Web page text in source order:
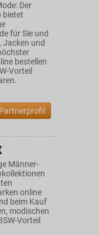
Der
bietet
für Sie und
Jacken und
bestellen
Vorteil
Männer-
online
beim Kauf
modischen
Vorteil